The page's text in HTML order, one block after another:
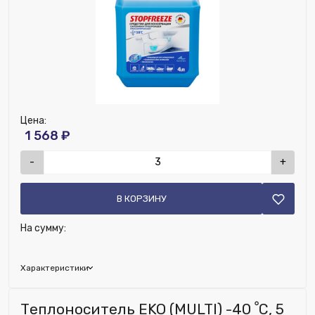
Характеристики
Цена:
1 568 ₽
- +
В КОРЗИНУ
На сумму:
Бренд:
Теплоноситель EKO (MULTI) -40 ﹾС, 5